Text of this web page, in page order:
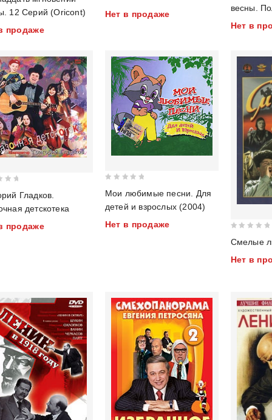
5
12 Серий (Oricont)
продаже
of
Нет в продаже
of
5
весны.
Нет в
Гладков.
детскотека
продаже
of
5
Мои любимые песни. Для
детей и взрослых (2004)
Нет в продаже
of
Смелые
Нет в